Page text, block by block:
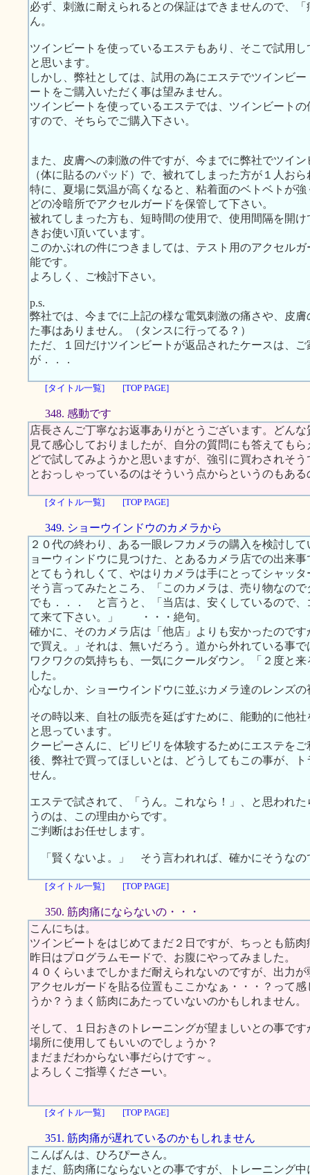
必ず、刺激に耐えられるとの保証はできませんので、
ん。
ツインビートを使っているエステもあり、そこで試用
と思います。
しかし、弊社としては、試用の為にエステでツインビ
ートをご購入いただく事は望みません。
ツインビートを使っているエステでは、ツインビート
すので、そちらでご購入下さい。
また、皮膚への刺激の件ですが、今までに弊社でツイ
（体に貼るのパッド）で、被れてしまった方が１人お
特に、夏場に気温が高くなると、粘着面のベトベトが
どの冷暗所でアクセルガードを保管して下さい。
被れてしまった方も、短時間の使用で、使用間隔を開
きお使い頂いています。
このかぶれの件につきましては、テスト用のアクセル
能です。
よろしく、ご検討下さい。
p.s.
弊社では、今までに上記の様な電気刺激の痛さや、皮
た事はありません。（タンスに行ってる？）
ただ、１回だけツインビートが返品されたケースは、
が．．．
[タイトル一覧] [TOP PAGE]
348. 感動です
店長さんご丁寧なお返事ありがとうございます。どん
見て感心しておりましたが、自分の質問にも答えても
どで試してみようかと思いますが、強引に買わされそ
とおっしゃっているのはそういう点からというのもあ
[タイトル一覧] [TOP PAGE]
349. ショーウインドウのカメラから
２０代の終わり、ある一眼レフカメラの購入を検討し
ョーウィンドウに見つけた、とあるカメラ店での出来事
とてもうれしくて、やはりカメラは手にとってシャッ
そう言ってみたところ、「このカメラは、売り物なので
でも．．． と言うと、「当店は、安くしているので
て来て下さい。」 ・・・絶句。
確かに、そのカメラ店は「他店」よりも安かったので
で買え。」それは、無いだろう。道から外れている事で
ワクワクの気持ちも、一気にクールダウン。「２度と
した。
心なしか、ショーウインドウに並ぶカメラ達のレンズ
その時以来、自社の販売を延ばすために、能動的に他
と思っています。
クーピーさんに、ビリビリを体験するためにエステを
後、弊社で買ってほしいとは、どうしてもこの事が、
せん。
エステで試されて、「うん。これなら！」、と思われ
うのは、この理由からです。
ご判断はお任せします。
「賢くないよ。」 そう言われれば、確かにそうなの
[タイトル一覧] [TOP PAGE]
350. 筋肉痛にならないの・・・
こんにちは。
ツインビートをはじめてまだ２日ですが、ちっとも筋
昨日はプログラムモードで、お腹にやってみました。
４０くらいまでしかまだ耐えられないのですが、出力
アクセルガードを貼る位置もここかなぁ・・・？って
うか？うまく筋肉にあたっていないのかもしれません。
そして、１日おきのトレーニングが望ましいとの事で
場所に使用してもいいのでしょうか？
まだまだわからない事だらけです～。
よろしくご指導くださーい。
[タイトル一覧] [TOP PAGE]
351. 筋肉痛が遅れているのかもしれません
こんばんは、ひろぴーさん。
まだ、筋肉痛にならないとの事ですが、トレーニング